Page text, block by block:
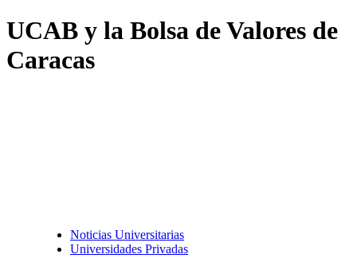
UCAB y la Bolsa de Valores de
Caracas
Noticias Universitarias
Universidades Privadas